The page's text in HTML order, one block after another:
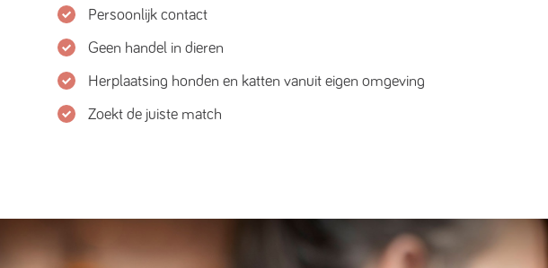
Persoonlijk contact
Geen handel in dieren
Herplaatsing honden en katten vanuit eigen omgeving
Zoekt de juiste match